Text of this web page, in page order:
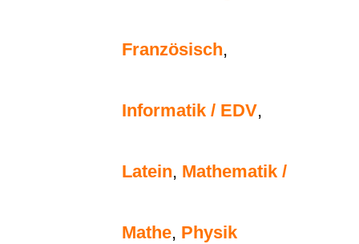
Französisch,
Informatik / EDV,
Latein, Mathematik /
Mathe, Physik